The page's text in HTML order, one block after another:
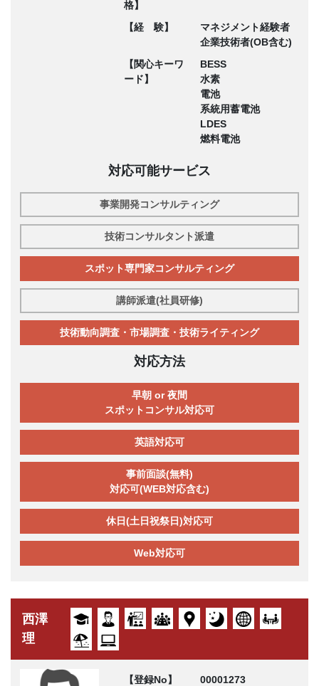
格】
【経 験】
マネジメント経験者
企業技術者(OB含む)
【関心キーワ
ード】
BESS
水素
電池
系統用蓄電池
LDES
燃料電池
対応可能サービス
事業開発コンサルティング
技術コンサルタント派遣
スポット専門家コンサルティング
講師派遣(社員研修)
技術動向調査・市場調査・技術ライティング
対応方法
早朝 or 夜間
スポットコンサル対応可
英語対応可
事前面談(無料)
対応可(WEB対応含む)
休日(土日祝祭日)対応可
Web対応可
西澤
理
【登録No】
00001273